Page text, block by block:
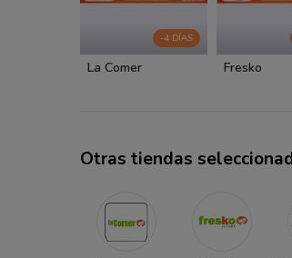
-4 DÍAS
La Comer Fresko
Otras tiendas